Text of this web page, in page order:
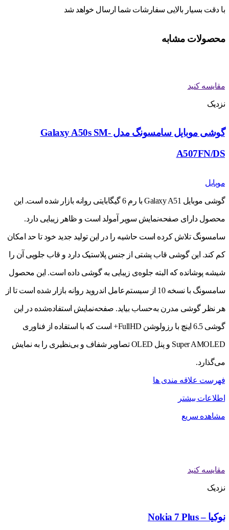
با دقت بسیار بالایی سفارشات شما ارسال خواهد شد
محصولات مشابه
مقایسه کنید
نزدیک
گوشی موبایل سامسونگ مدل Galaxy A50s SM-
A507FN/DS
موبایل
گوشی موبایل Galaxy A51 با رم 6 گیگابایتی روانه بازار شده است. این
محصول دارای صفحه‌نمایش سوپر آمولد است و ظاهر زیبایی دارد.
سامسونگ تلاش کرده است حاشیه را در این تولید جدید خود تا حد امکان
کم کند. این گوشی قاب پشتی از جنس پلاستیک دارد و قاب جلویی آن را
شیشه پوشانده که البته جلوه‌ی زیبایی به گوشی داده است. این محصول
سامسونگ با نسخه 10 از سیستم‌عامل اندروید روانه بازار شده است تا از
هر نظر گوشی مدرن به‌حساب بیاید. صفحه‌نمایش استفاده‌شده در این
گوشی 6.5 اینچ با رزولوشن FullHD+ است که با استفاده از فناوری
Super AMOLED و پنل OLED تصاویر شفاف و بی‌نظیری را به نمایش
می‌گذارد.
فهرست علاقه مندی ها
اطلاعات بیشتر
مشاهده سریع
مقایسه کنید
نزدیک
نوکیا – Nokia 7 Plus